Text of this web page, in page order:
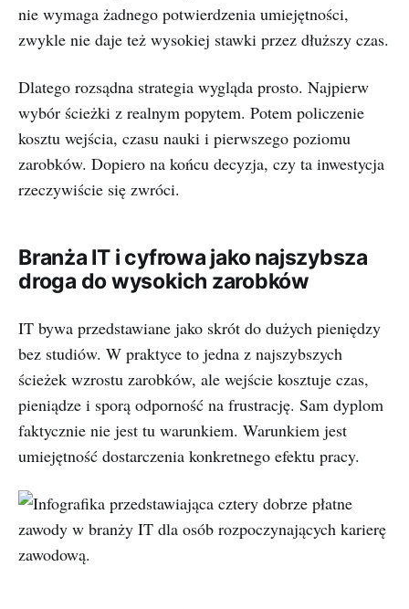
nie wymaga żadnego potwierdzenia umiejętności,
zwykle nie daje też wysokiej stawki przez dłuższy czas.
Dlatego rozsądna strategia wygląda prosto. Najpierw
wybór ścieżki z realnym popytem. Potem policzenie
kosztu wejścia, czasu nauki i pierwszego poziomu
zarobków. Dopiero na końcu decyzja, czy ta inwestycja
rzeczywiście się zwróci.
Branża IT i cyfrowa jako najszybsza
droga do wysokich zarobków
IT bywa przedstawiane jako skrót do dużych pieniędzy
bez studiów. W praktyce to jedna z najszybszych
ścieżek wzrostu zarobków, ale wejście kosztuje czas,
pieniądze i sporą odporność na frustrację. Sam dyplom
faktycznie nie jest tu warunkiem. Warunkiem jest
umiejętność dostarczenia konkretnego efektu pracy.